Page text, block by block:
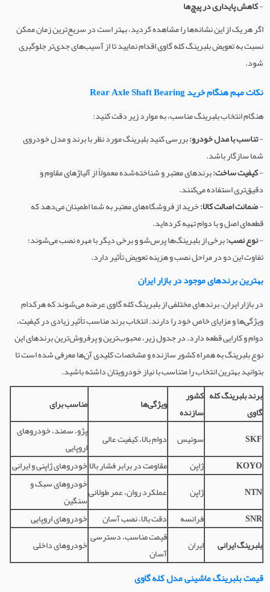
-کاهش پایداری در پیچ‌ها
اگر هر یک از این نشانه‌ها را مشاهده کردید، بهتر است در سریع‌ترین زمان ممکن
نسبت به تعویض بلبرینگ کله گاوی اقدام نمایید تا از آسیب‌های جدی‌تر جلوگیری
شود.
نکات مهم هنگام خرید Rear Axle Shaft Bearing
هنگام انتخاب بلبرینگ مناسب، به موارد زیر دقت کنید:
-تناسب با مدل خودرو:بررسی کنید بلبرینگ مورد نظر با برند و مدل خودروی
شما سازگار باشد.
-کیفیت ساخت:برندهای معتبر و شناخته‌شده معمولاً از آلیاژهای مقاوم و
دقیق‌تری استفاده می‌کنند.
-ضمانت اصالت کالا:خرید از فروشگاه‌های معتبر به شما اطمینان می‌دهد که
قطعه‌ای اصل و با دوام تهیه کرده‌اید.
-نوع نصب:برخی از بلبرینگ‌ها پرس‌شو و برخی دیگر با مهره نصب می‌شوند؛
تفاوت این دو در مراحل نصب و هزینه تعویض تأثیر دارد.
بهترین برندهای موجود در بازار ایران
در بازار ایران، برندهای مختلفی از بلبرینگ کله گاوی عرضه می‌شوند که هرکدام
ویژگی‌ها و مزایای خاص خود را دارند. انتخاب برند مناسب تأثیر زیادی در کیفیت،
دوام و کارایی قطعه دارد. در جدول زیر، محبوب‌ترین و پرفروش‌ترین برندهای این
نوع بلبرینگ به همراه کشور سازنده و مشخصات کلیدی آن‌ها معرفی شده است تا
بتوانید بهترین انتخاب را متناسب با نیاز خودرویتان داشته باشید.
مناسب برای
ویژگی‌ها
کشور
سازنده
برند بلبرینگ کله
گاوی
پژو، سمند، خودروهای
اروپایی
دوام بالا، کیفیت عالی سوئیس
SKF
خودروهای ژاپنی و ایرانیمقاومت در برابر فشار بالا ژاپن
KOYO
خودروهای سبک و
سنگینعملکرد روان، عمر طولانی ژاپن
NTN
خودروهای اروپایی
دقت بالا، نصب آسان فرانسه
SNR
خودروهای داخلی قیمت مناسب، دسترسی
آسان
ایران بلبرینگ ایرانی
قیمت بلبرینگ ماشینی مدل کله گاوی